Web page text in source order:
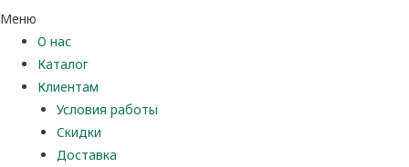
Меню
О нас
Каталог
Клиентам
Условия работы
Скидки
Доставка